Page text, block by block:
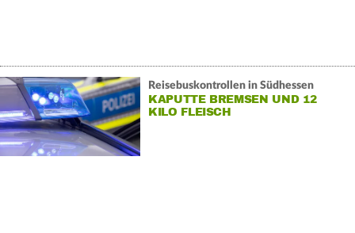
Reisebuskontrollen in Südhessen
KAPUTTE BREMSEN UND 12
KILO FLEISCH